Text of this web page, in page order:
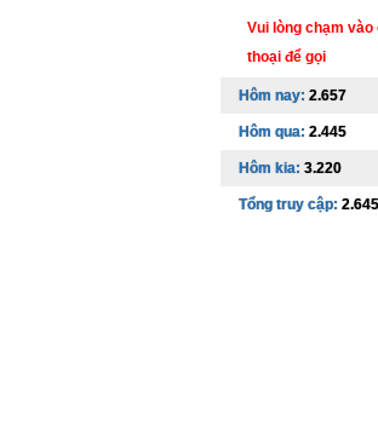
Vui lòng chạm vào
thoại để gọi
Hôm nay: 2.657
Hôm qua: 2.445
Hôm kia: 3.220
Tổng truy cập: